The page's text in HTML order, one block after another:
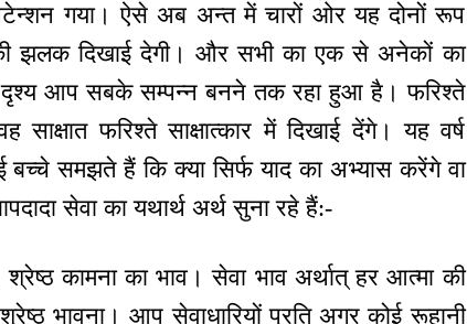
गया। ऐसे अब अन्त में चारों ओर यह दोनों रूप
झलक दिखाई देगी। और सभी का एक से अनेकों का
दृश्य आप सबके सम्पन्न बनने तक रहा हुआ है। फरिश्ते
फरिश्ते साक्षात्कार में दिखाई देंगे। यह वर्ष
समझते हैं कि क्या सिर्फ याद का अभ्यास करेंगे वा
सेवा का यथार्थ अर्थ सुना रहे हैं:-
कामना का भाव। सेवा भाव अर्थात् हर आत्मा की
भावना। आप सेवाधारियों प्रति अगर कोई रूहानी